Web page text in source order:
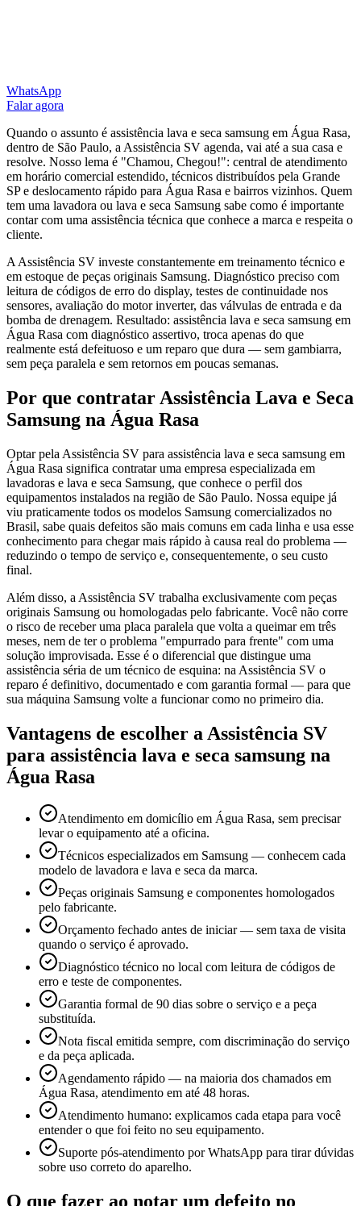
WhatsApp
Falar agora
Quando o assunto é assistência lava e seca samsung em Água Rasa,
dentro de São Paulo, a Assistência SV agenda, vai até a sua casa e
resolve. Nosso lema é "Chamou, Chegou!": central de atendimento
em horário comercial estendido, técnicos distribuídos pela Grande
SP e deslocamento rápido para Água Rasa e bairros vizinhos. Quem
tem uma lavadora ou lava e seca Samsung sabe como é importante
contar com uma assistência técnica que conhece a marca e respeita o
cliente.
A Assistência SV investe constantemente em treinamento técnico e
em estoque de peças originais Samsung. Diagnóstico preciso com
leitura de códigos de erro do display, testes de continuidade nos
sensores, avaliação do motor inverter, das válvulas de entrada e da
bomba de drenagem. Resultado: assistência lava e seca samsung em
Água Rasa com diagnóstico assertivo, troca apenas do que
realmente está defeituoso e um reparo que dura — sem gambiarra,
sem peça paralela e sem retornos em poucas semanas.
Por que contratar Assistência Lava e Seca
Samsung na Água Rasa
Optar pela Assistência SV para assistência lava e seca samsung em
Água Rasa significa contratar uma empresa especializada em
lavadoras e lava e seca Samsung, que conhece o perfil dos
equipamentos instalados na região de São Paulo. Nossa equipe já
viu praticamente todos os modelos Samsung comercializados no
Brasil, sabe quais defeitos são mais comuns em cada linha e usa esse
conhecimento para chegar mais rápido à causa real do problema —
reduzindo o tempo de serviço e, consequentemente, o seu custo
final.
Além disso, a Assistência SV trabalha exclusivamente com peças
originais Samsung ou homologadas pelo fabricante. Você não corre
o risco de receber uma placa paralela que volta a queimar em três
meses, nem de ter o problema "empurrado para frente" com uma
solução improvisada. Esse é o diferencial que distingue uma
assistência séria de um técnico de esquina: na Assistência SV o
reparo é definitivo, documentado e com garantia formal — para que
sua máquina Samsung volte a funcionar como no primeiro dia.
Vantagens de escolher a Assistência SV
para assistência lava e seca samsung na
Água Rasa
Atendimento em domicílio em Água Rasa, sem precisar
levar o equipamento até a oficina.
Técnicos especializados em Samsung — conhecem cada
modelo de lavadora e lava e seca da marca.
Peças originais Samsung e componentes homologados
pelo fabricante.
Orçamento fechado antes de iniciar — sem taxa de visita
quando o serviço é aprovado.
Diagnóstico técnico no local com leitura de códigos de
erro e teste de componentes.
Garantia formal de 90 dias sobre o serviço e a peça
substituída.
Nota fiscal emitida sempre, com discriminação do serviço
e da peça aplicada.
Agendamento rápido — na maioria dos chamados em
Água Rasa, atendimento em até 48 horas.
Atendimento humano: explicamos cada etapa para você
entender o que foi feito no seu equipamento.
Suporte pós-atendimento por WhatsApp para tirar dúvidas
sobre uso correto do aparelho.
O que fazer ao notar um defeito no